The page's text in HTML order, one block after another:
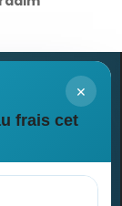
×
frais cet
spéciales